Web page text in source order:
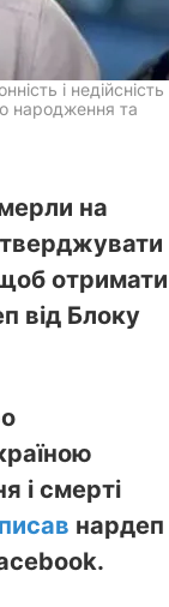
і недійсність
народження та
на
отримати
від Блоку
і смерті
нардеп